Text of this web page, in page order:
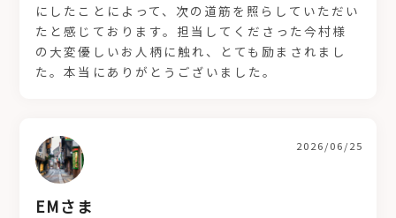
にしたことによって、次の道筋を照らしていただい
たと感じております。担当してくださった今村様
の大変優しいお人柄に触れ、とても励まされまし
た。本当にありがとうございました。
EMさま
2026/06/25